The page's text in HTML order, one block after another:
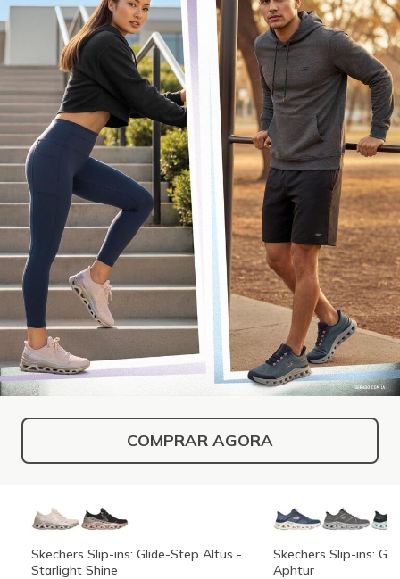
COMPRAR AGORA
Skechers Slip-ins: Glide-Step Altus -
Starlight Shine
Skechers Slip-ins:
Aphtur